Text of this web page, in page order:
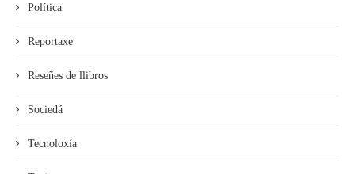
Política
Reportaxe
Reseñes de llibros
Sociedá
Tecnoloxía